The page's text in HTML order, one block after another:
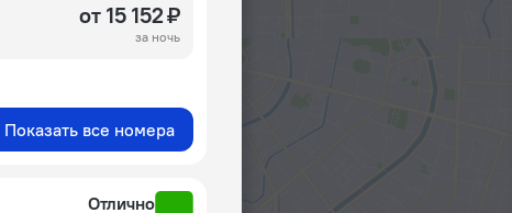
от 15 152 ₽
за ночь
Показать все номера
Отлично